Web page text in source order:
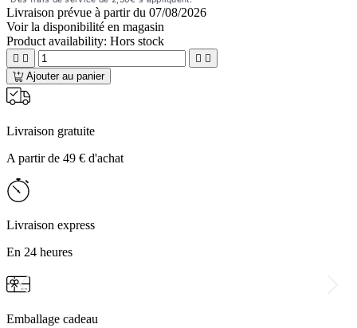
Livraison prévue à partir du 07/08/2026
Voir la disponibilité en magasin
Product availability: Hors stock
   
Ajouter au panier
Livraison gratuite
A partir de 49 € d'achat
Livraison express
En 24 heures
Emballage cadeau